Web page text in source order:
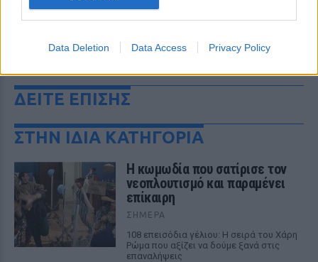
Data Deletion Data Access Privacy Policy
ΔΕΙΤΕ ΕΠΙΣΗΣ
ΣΤΗΝ ΙΔΙΑ ΚΑΤΗΓΟΡΙΑ
Η κωμωδία που σατίρισε τον
νεοπλουτισμό και παραμένει
επίκαιρη
ΣΉΜΕΡΑ
108 επεισόδια γέλιου: Η σειρά του Χάρη
Ρώμα που αξίζει να δούμε ξανά στις
επαναλήψεις